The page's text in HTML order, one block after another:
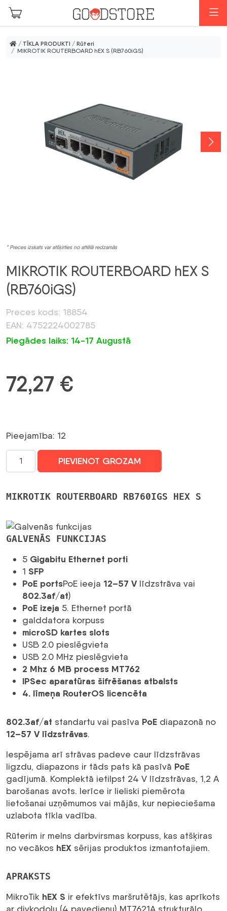
Skip to main content
/ TĪKLA PRODUKTI / Rūteri
/ MIKROTIK ROUTERBOARD hEX S (RB760iGS)
* Preces izskats var atšķirties no attēlā redzamās
MIKROTIK ROUTERBOARD hEX S
(RB760iGS)
Preces kods: 18854
EAN: 4752224002785
Piegādes laiks: 14-17 Augustā
72,27 €
Pieejamība: 12
MIKROTIK
ROUTERBOARD
S
PIEVIENOT GROZAM
MIKROTIK ROUTERBOARD RB760IGS HEX S
GALVENĀS FUNKCIJAS
5 Gigabitu Ethernet porti
1 SFP
PoE portsPoE ieeja 12–57 Vlīdzstrāva vai
802.3af/at)
PoE izeja 5. Ethernet portā
galddatora korpuss
microSD kartes slots
USB 2.0 pieslēgvieta
USB 2.0 MHz pieslēgvieta
2 Mhz 6 MB process MT762
IPSec aparatūras šifrēšanas atbalsts
4. līmeņa RouterOS licencēta
802.3af/at standartu vai pasīva PoE diapazonā no
12–57 V līdzstrāvas.
Iespējama arī strāvas padeve caur līdzstrāvas
ligzdu, diapazons ir tāds pats kā pasīvā PoE
gadījumā. Komplektā ietilpst 24 V līdzstrāvas, 1,2 A
barošanas avots. Ierīce ir lieliski piemērota
lietošanai uzņēmumos vai mājās, kur nepieciešama
uzlabota tīkla vadība.
Rūterim ir melns darbvirsmas korpuss, kas atšķiras
no vecākos hEX sērijas produktos izmantotajiem.
APRAKSTS
MikroTik hEX S ir efektīvs maršrutētājs, kas aprīkots